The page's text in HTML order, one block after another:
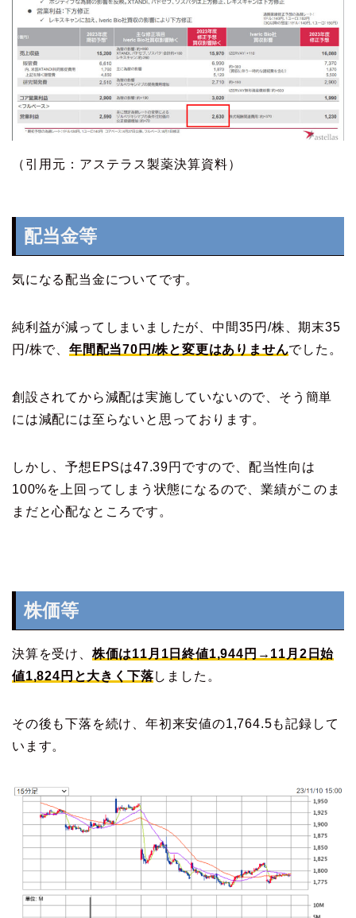
（引用元：アステラス製薬決算資料）
配当金等
気になる配当金についてです。
純利益が減ってしまいましたが、中間35円/株、期末35
円/株で、 年間配当70円/株と変更はありませんでした。
創設されてから減配は実施していないので、そう簡単
には減配には至らないと思っております。
しかし、予想EPSは47.39円ですので、配当性向は
100%を上回ってしまう状態になるので、業績がこのま
まだと心配なところです。
株価等
決算を受け、 株価は11月1日終値1,944円→11月2日始
値1,824円と大きく下落しました。
その後も下落を続け、年初来安値の1,764.5も記録して
います。